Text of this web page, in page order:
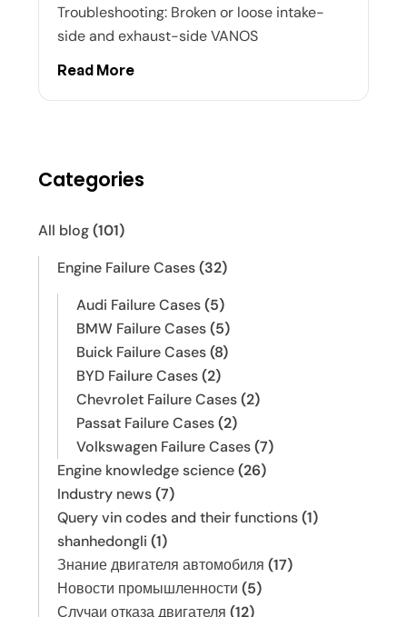
Troubleshooting: Broken or loose intake-
side and exhaust-side VANOS
Read More
Categories
All blog(101)
Engine Failure Cases(32)
Audi Failure Cases(5)
BMW Failure Cases(5)
Buick Failure Cases(8)
BYD Failure Cases(2)
Chevrolet Failure Cases(2)
Passat Failure Cases(2)
Volkswagen Failure Cases(7)
Engine knowledge science(26)
Industry news(7)
Query vin codes and their functions(1)
shanhedongli (1)
Знание двигателя автомобиля (17)
Новости промышленности (5)
Случаи отказа двигателя (12)